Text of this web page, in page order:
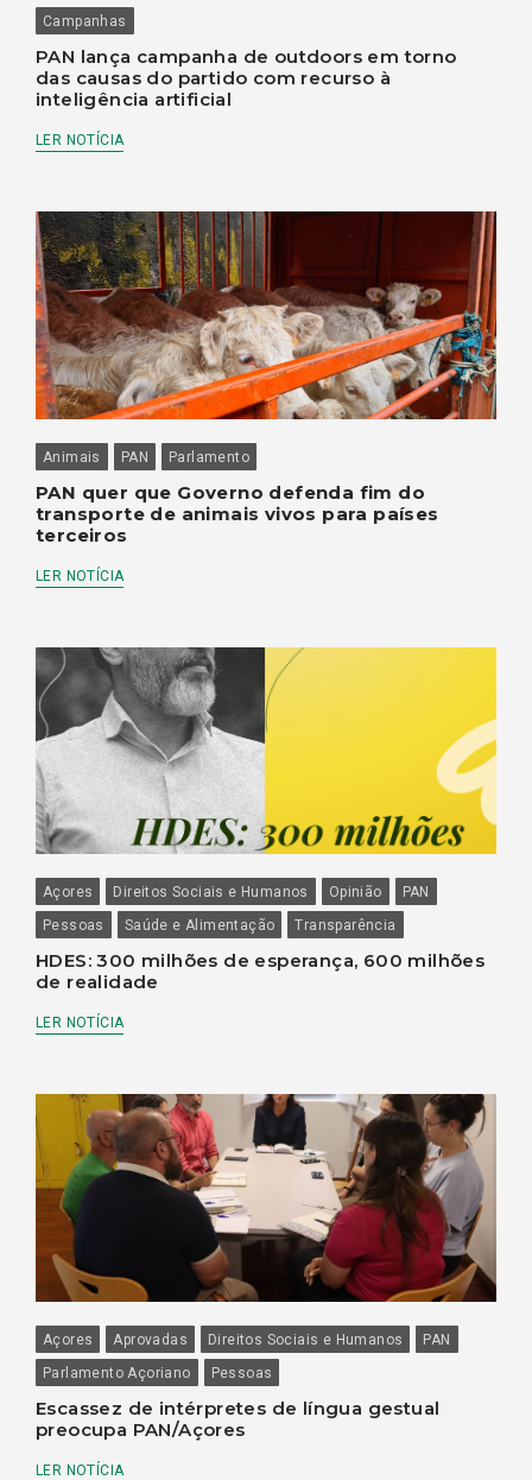
Campanhas
PAN lança campanha de outdoors em torno
das causas do partido com recurso à
inteligência artificial
LER NOTÍCIA
Animais PAN Parlamento
PAN quer que Governo defenda fim do
transporte de animais vivos para países
terceiros
LER NOTÍCIA
Açores Direitos Sociais e Humanos Opinião
PAN
Pessoas
Saúde e Alimentação Transparência
HDES: 300 milhões de esperança, 600 milhões
de realidade
LER NOTÍCIA
Açores Aprovadas Direitos Sociais e Humanos
PAN
Parlamento Açoriano
Pessoas
Escassez de intérpretes de língua gestual
preocupa PAN/Açores
LER NOTÍCIA